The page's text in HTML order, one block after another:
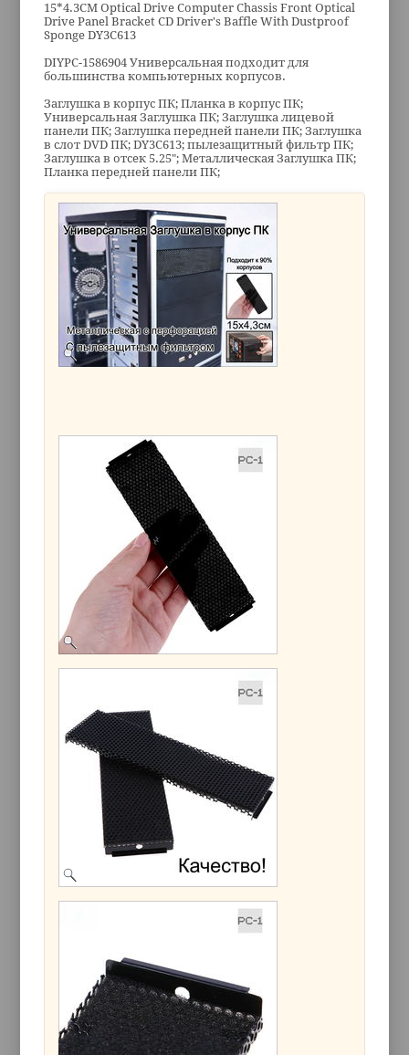
15*4.3CM Optical Drive Computer Chassis Front Optical
Drive Panel Bracket CD Driver's Baffle With Dustproof
Sponge DY3C613
DIYPC-1586904 Универсальная подходит для
большинства компьютерных корпусов.
Заглушка в корпус ПК; Планка в корпус ПК;
Универсальная Заглушка ПК; Заглушка лицевой
панели ПК; Заглушка передней панели ПК; Заглушка
в слот DVD ПК; DY3C613; пылезащитный фильтр ПК;
Заглушка в отсек 5.25"; Металлическая Заглушка ПК;
Планка передней панели ПК;